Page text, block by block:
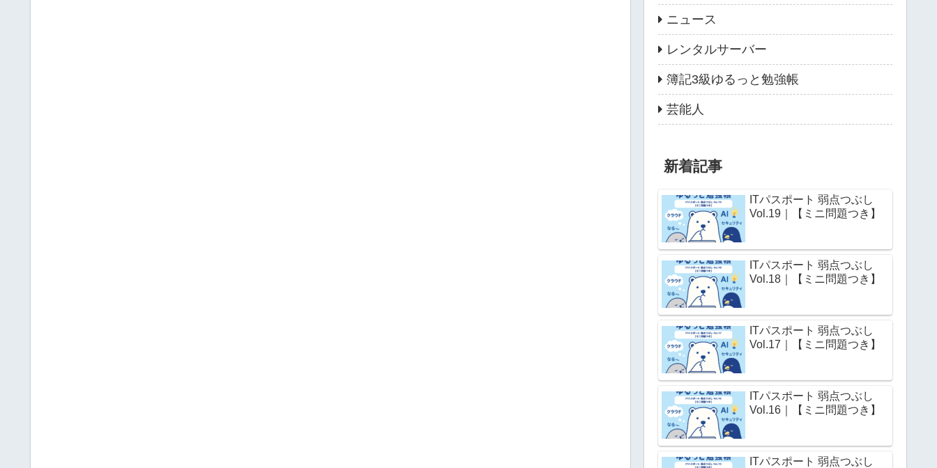
ニュース
レンタルサーバー
簿記3級ゆるっと勉強帳
芸能人
新着記事
ITパスポート 弱点つぶし
Vol.19｜【ミニ問題つき】
ITパスポート 弱点つぶし
Vol.18｜【ミニ問題つき】
ITパスポート 弱点つぶし
Vol.17｜【ミニ問題つき】
ITパスポート 弱点つぶし
Vol.16｜【ミニ問題つき】
ITパスポート 弱点つぶし